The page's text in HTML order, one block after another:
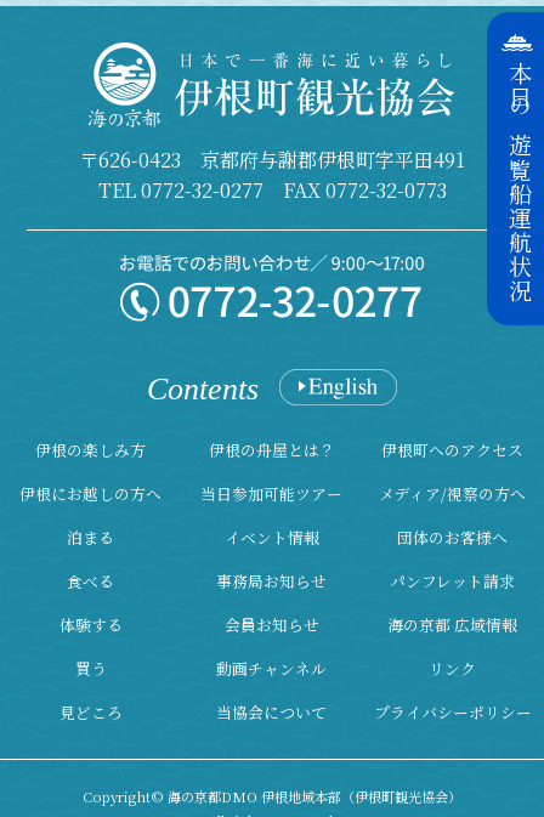
本日の遊覧船運航状況
〒626-0423 京都府与謝郡伊根町字平田491
TEL0772-32-0277 FAX 0772-32-0773
Contents
伊根の楽しみ方
伊根にお越しの方へ
泊まる
食べる
体験する
買う
見どころ
伊根の舟屋とは？
当日参加可能ツアー
イベント情報
事務局お知らせ
会員お知らせ
動画チャンネル
当協会について
伊根町へのアクセス
メディア/視察の方へ
団体のお客様へ
パンフレット請求
海の京都 広域情報
リンク
プライバシーポリシー
Copyright© 海の京都DMO 伊根地域本部（伊根町観光協会）